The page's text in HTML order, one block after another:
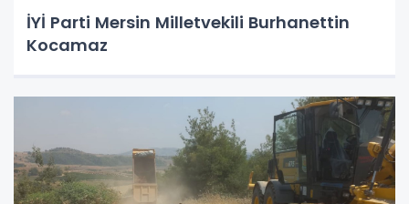
İYİ Parti Mersin Milletvekili Burhanettin
Kocamaz